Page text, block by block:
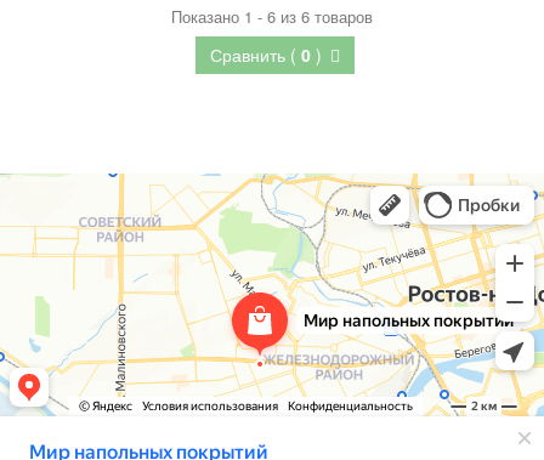
Сравнить ( 0 )
Показано 1 - 6 из 6 товаров